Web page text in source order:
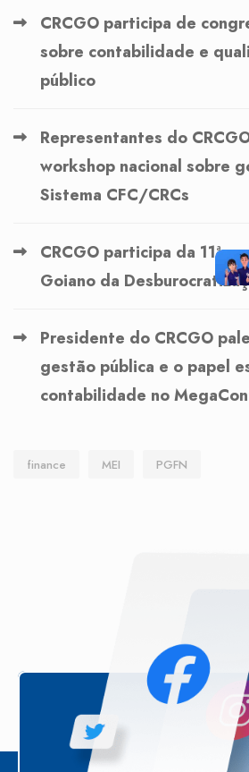
CRCGO participa de
sobre contabilidade e
público
Representantes do
workshop nacional sobre
Sistema CFC/CRCs
CRCGO participa da 11ª
Goiano da
Presidente do CRCGO
gestão pública e o papel
contabilidade no
finance MEI PGFN